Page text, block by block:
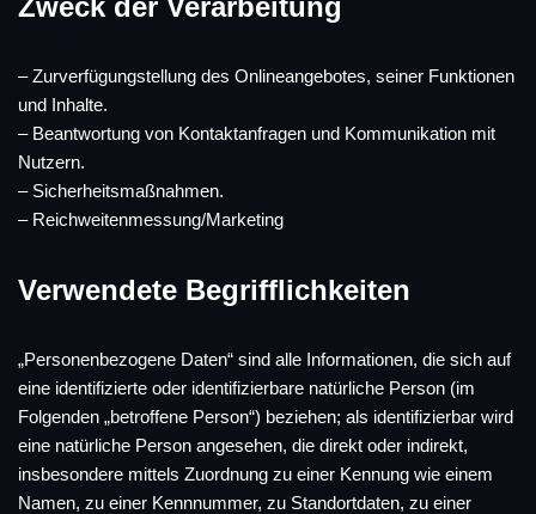
Zweck der Verarbeitung
– Zurverfügungstellung des Onlineangebotes, seiner Funktionen
und Inhalte.
– Beantwortung von Kontaktanfragen und Kommunikation mit
Nutzern.
– Sicherheitsmaßnahmen.
– Reichweitenmessung/Marketing
Verwendete Begrifflichkeiten
„Personenbezogene Daten“ sind alle Informationen, die sich auf
eine identifizierte oder identifizierbare natürliche Person (im
Folgenden „betroffene Person“) beziehen; als identifizierbar wird
eine natürliche Person angesehen, die direkt oder indirekt,
insbesondere mittels Zuordnung zu einer Kennung wie einem
Namen, zu einer Kennnummer, zu Standortdaten, zu einer